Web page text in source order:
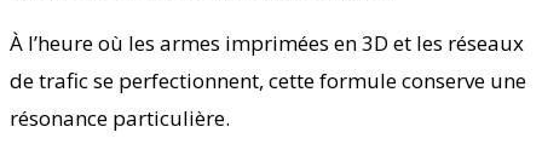
À l’heure où les armes imprimées en 3D et les réseaux
de trafic se perfectionnent, cette formule conserve une
résonance particulière.